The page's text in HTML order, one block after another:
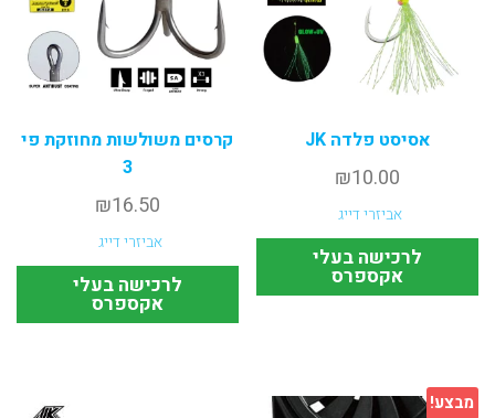
אסיסט פלדה JK
₪10.00
אביזרי דייג
לרכישה בעלי
אקספרס
קרסים משולשות מחוזקת פי
3
₪16.50
אביזרי דייג
לרכישה בעלי
אקספרס
מבצע!